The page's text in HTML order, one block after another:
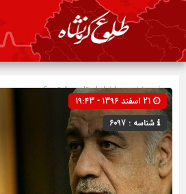
صفحه نخستاخبار استان»تیتر یک
شناسه : 6097